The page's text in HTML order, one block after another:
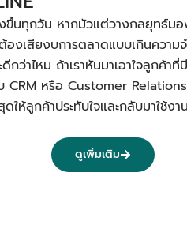
ขึ้นทุกวัน หากมัวแต่วางกลยุทธ์ม
ต้องเสียงบการตลาดแบบเกินควา
กว่าไหม ถ้าเราหันมาเอาใจลูกค้า
CRM หรือ Customer
ให้ลูกค้าประทับใจและกลับมาใช้ง
ดูเพิ่มเติม